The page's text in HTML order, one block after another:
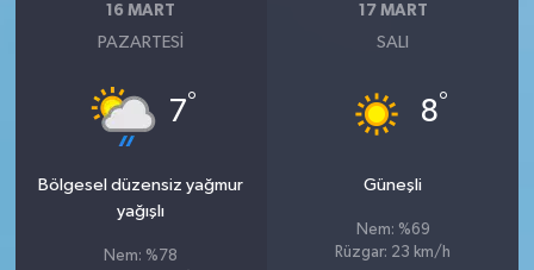
16 MART
PAZARTESI
7°
Bölgesel düzensiz yağmur
yağışlı
Nem: %78
17 MART
SALI
8°
Güneşli
Nem: %69
Rüzgar: 23 km/h